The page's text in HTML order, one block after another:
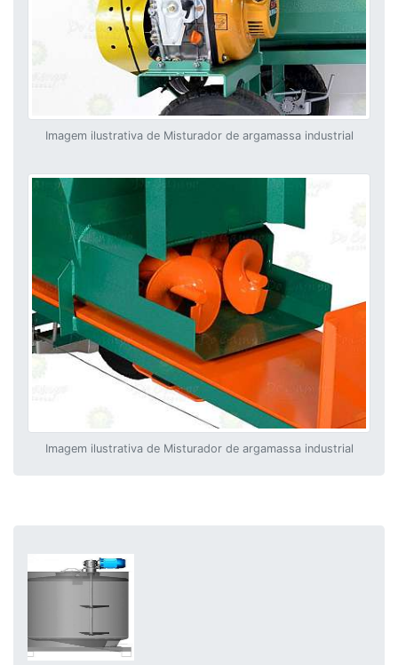
Imagem ilustrativa de Misturador de argamassa industrial
Imagem ilustrativa de Misturador de argamassa industrial